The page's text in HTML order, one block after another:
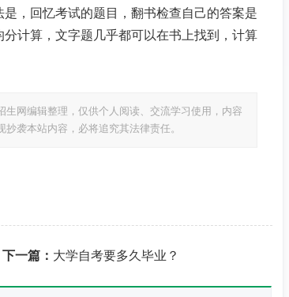
，回忆考试的题目，翻书检查自己的答案是
计算，文字题几乎都可以在书上找到，计算
网编辑整理，仅供个人阅读、交流学习使用，内容
袭本站内容，必将追究其法律责任。
下一篇： 大学自考要多久毕业？